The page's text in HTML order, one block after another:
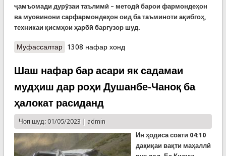
ҷамъомади дурӯзаи таълимӣ – методӣ барои фармондеҳон
ва муовинони сарфармондеҳон оид ба таъминоти ақибгоҳ,
техникаи қисмҳои ҳарбӣ баргузор шуд.
Муфассалтаро Ҷамъомади таълимиӣ-методӣ дар КҲФ
1308 нафар хонд
Шаш нафар бар асари як садамаи
мудҳиш дар роҳи Душанбе-Чаноқ ба
ҳалокат расиданд
Чоп шуд: 01/05/2023 | admin
Ин ҳодиса соати 04:10
дақиқаи вақти маҳаллӣ